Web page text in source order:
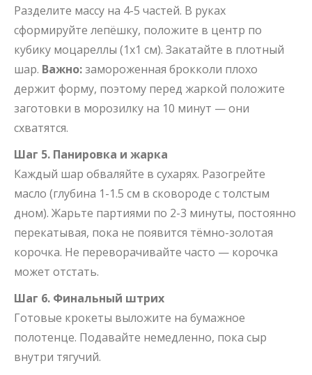
Разделите массу на 4-5 частей. В руках
сформируйте лепёшку, положите в центр по
кубику моцареллы (1х1 см). Закатайте в плотный
шар. Важно:замороженная брокколи плохо
держит форму, поэтому перед жаркой положите
заготовки в морозилку на 10 минут — они
схватятся.
Шаг 5. Панировка и жарка
Каждый шар обваляйте в сухарях. Разогрейте
масло (глубина 1-1.5 см в сковороде с толстым
дном). Жарьте партиями по 2-3 минуты, постоянно
перекатывая, пока не появится тёмно-золотая
корочка. Не переворачивайте часто — корочка
может отстать.
Шаг 6. Финальный штрих
Готовые крокеты выложите на бумажное
полотенце. Подавайте немедленно, пока сыр
внутри тягучий.